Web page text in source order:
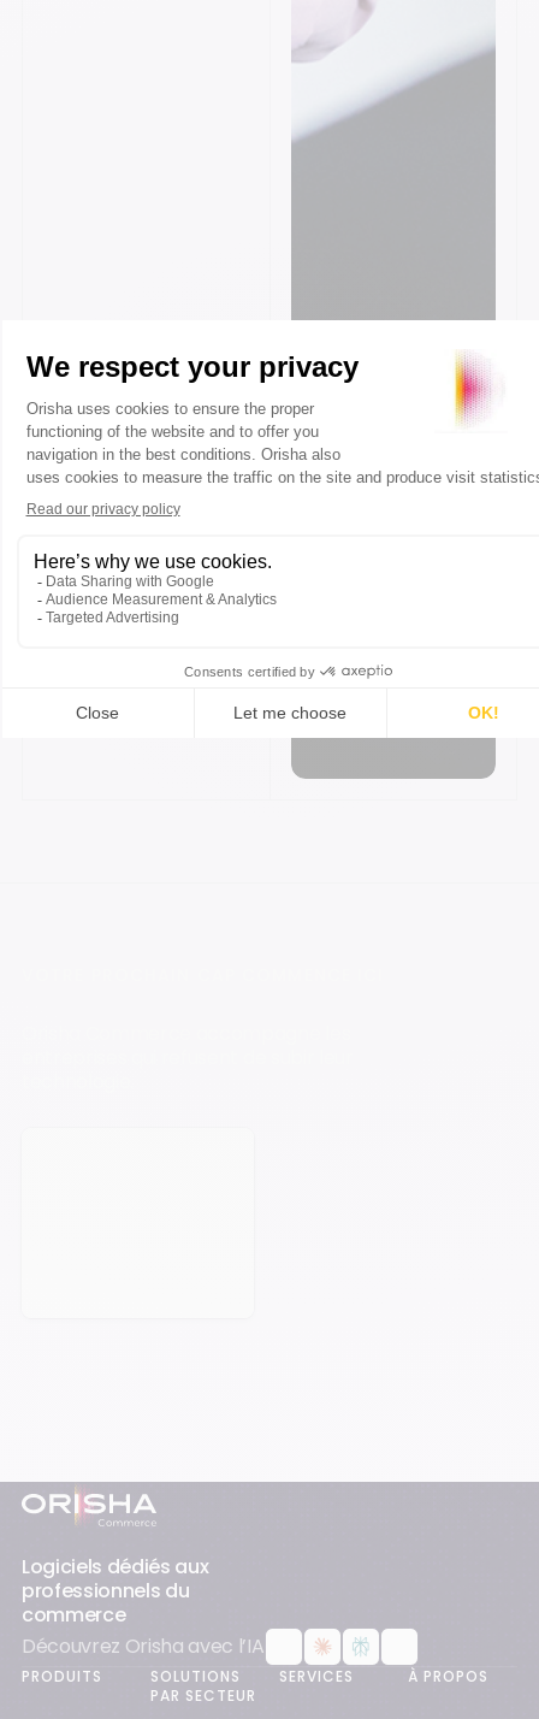
Où se
déroulent
les
formations ?
Accessibilité
personnes
handicapées
Pied-de-page
Logiciels dédiés aux
professionnels du
commerce
Découvrez Orisha avec l’IA
PRODUITS
SOLUTIONS
PAR SECTEUR
SERVICES À PROPOS